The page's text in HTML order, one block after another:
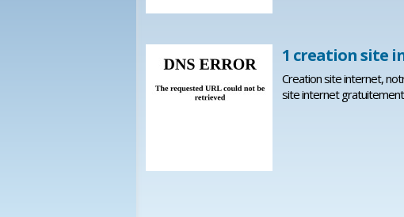
1 creation site
Creation site internet,
site internet